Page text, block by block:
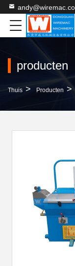
producten
Thuis > Producten >